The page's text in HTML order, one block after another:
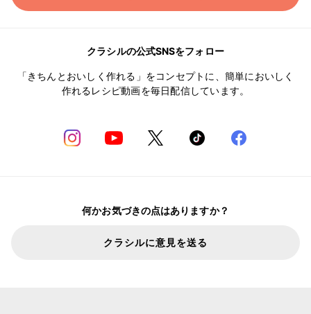
クラシルの公式SNSをフォロー
「きちんとおいしく作れる」をコンセプトに、簡単においしく
作れるレシピ動画を毎日配信しています。
何かお気づきの点はありますか？
クラシルに意見を送る